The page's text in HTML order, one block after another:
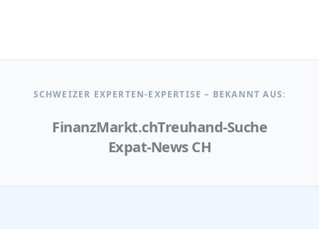
SCHWEIZER EXPERTEN-EXPERTISE – BEKANNT AUS:
FinanzMarkt.chTreuhand-Suche
Expat-News CH